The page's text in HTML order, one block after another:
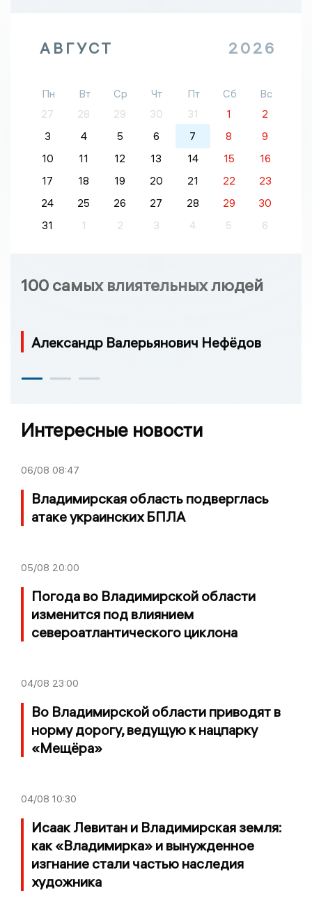
АВГУСТ 2026
Пн Вт Ср Чт Пт Сб
Вс
27
28 29 30 31 1
2
3
4 5 6 7 8
9
10
11 12 13 14 15
16
17
18 19 20 21 22
23
24
25 26 27 28 29
30
31
1 2 3 4 5 6
100 самых влиятельных людей
Александр Валерьянович Нефёдов
Интересные новости
06/08 08:47
Владимирская область подверглась
атаке украинских БПЛА
05/08 20:00
Погода во Владимирской области
изменится под влиянием
североатлантического циклона
04/08 23:00
Во Владимирской области приводят в
норму дорогу, ведущую к нацпарку
«Мещёра»
04/08 10:30
Исаак Левитан и Владимирская земля:
как «Владимирка» и вынужденное
изгнание стали частью наследия
художника